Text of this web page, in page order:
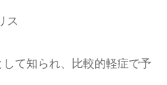
て知られ、比較的軽症で予